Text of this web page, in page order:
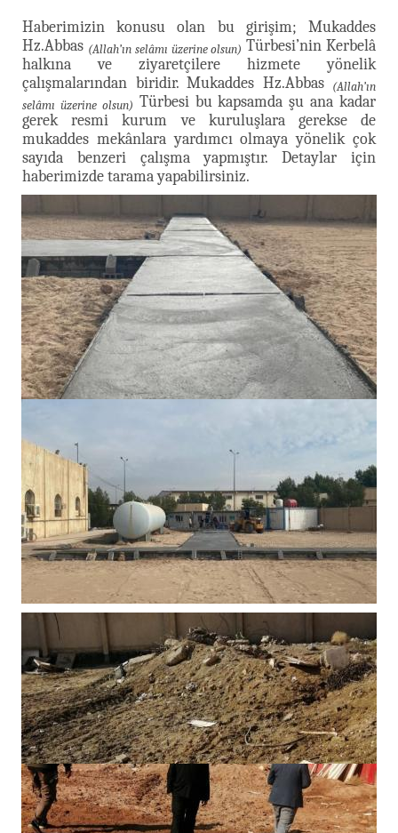
Haberimizin konusu olan bu girişim; Mukaddes
Hz.Abbas (Allah’ın selâmı üzerine olsun) Türbesi’nin Kerbelâ
halkına ve ziyaretçilere hizmete yönelik
çalışmalarından biridir. Mukaddes Hz.Abbas
(Allah’ın
selâmı üzerine olsun) Türbesi bu kapsamda şu ana kadar
gerek resmi kurum ve kuruluşlara gerekse de
mukaddes mekânlara yardımcı olmaya yönelik çok
sayıda benzeri çalışma yapmıştır. Detaylar için
haberimizde tarama yapabilirsiniz.